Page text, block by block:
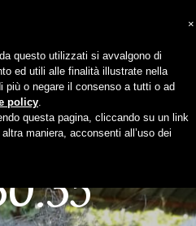
Image
17 at
×
questo utilizzati si avvalgono di
ed utili alle finalità illustrate nella
più o negare il consenso a tutti o ad
policy
questa pagina, cliccando su un link
maniera, acconsenti all’uso dei